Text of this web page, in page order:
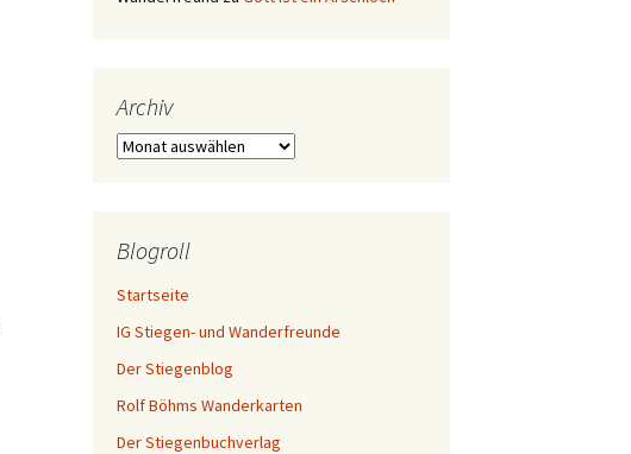
Archiv
Archiv
Blogroll
Startseite
IG Stiegen- und Wanderfreunde
Der Stiegenblog
Rolf Böhms Wanderkarten
Der Stiegenbuchverlag